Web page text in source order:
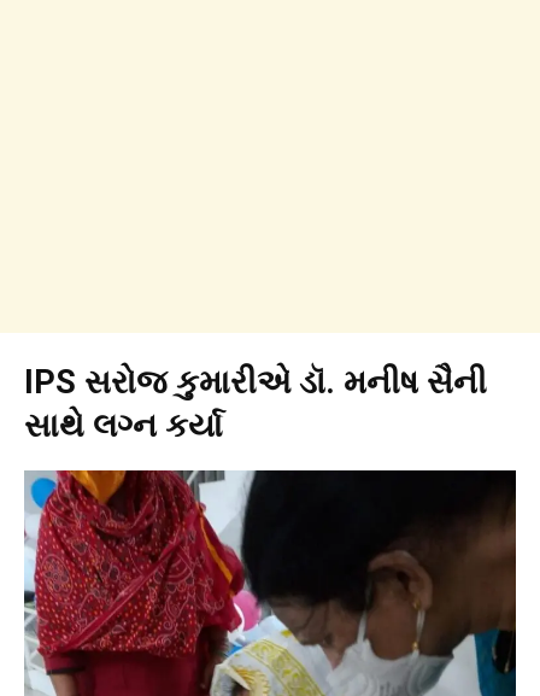
IPS સરોજ કુમારીએ ડૉ. મનીષ સૈની
સાથે લગ્ન કર્યા